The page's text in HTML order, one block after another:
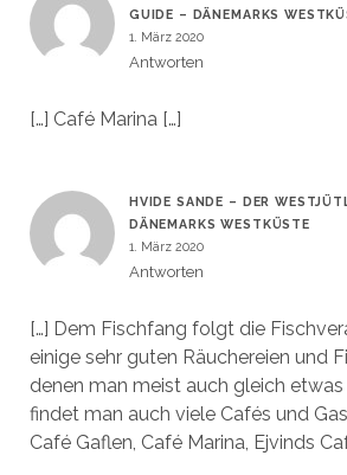
GUIDE – DÄNEMARKS
1. März 2020
Antworten
[…] Café Marina […]
HVIDE SANDE – DER
DÄNEMARKS WESTKÜSTE
1. März 2020
Antworten
[…] Dem Fischfang folgt die
einige sehr guten Räuchereien und
denen man meist auch gleich etwas
findet man auch viele Cafés und
Café Gaflen, Café Marina, Ejvinds